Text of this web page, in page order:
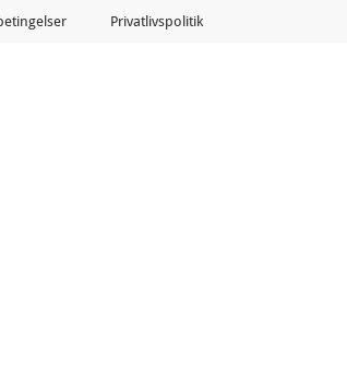
Privatlivspolitik